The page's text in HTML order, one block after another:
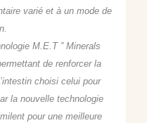
varié et à un mode de
M.E.T ” Minerals
de renforcer la
choisi celui pour
la nouvelle technologie
pour une meilleure